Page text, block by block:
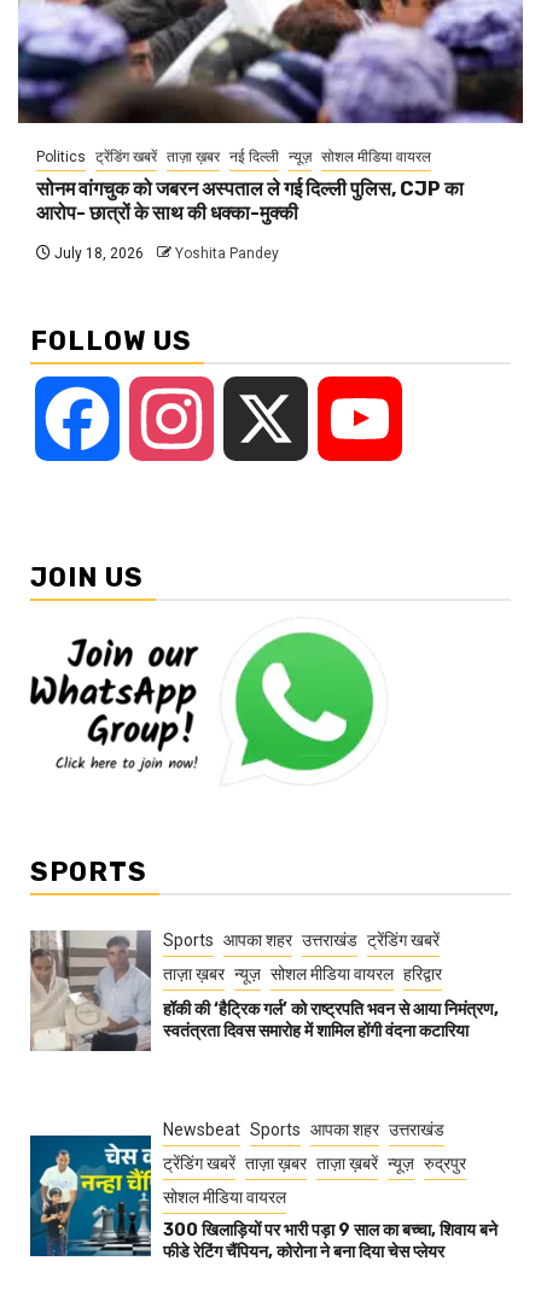
Politics ट्रेंडिंग खबरें ताज़ा ख़बर नई दिल्ली न्यूज़ सोशल मीडिया वायरल
सोनम वांगचुक को जबरन अस्पताल ले गई दिल्ली पुलिस, CJP का
आरोप- छात्रों के साथ की धक्का-मुक्की
July 18, 2026 Yoshita Pandey
FOLLOW US
Facebook Instagram
JOIN US
SPORTS
Sports आपका शहर उत्तराखंड ट्रेंडिंग खबरें
ताज़ा ख़बर न्यूज़ सोशल मीडिया वायरल हरिद्वार
हॉकी की ‘हैट्रिक गर्ल’ को राष्ट्रपति भवन से आया निमंत्रण,
स्वतंत्रता दिवस समारोह में शामिल होंगी वंदना कटारिया
Newsbeat Sports आपका शहर उत्तराखंड
ट्रेंडिंग खबरें ताज़ा ख़बर ताज़ा ख़बरें न्यूज़ रुद्रपुर
सोशल मीडिया वायरल
300 खिलाड़ियों पर भारी पड़ा 9 साल का बच्चा, शिवाय बने
फीडे रेटिंग चैंपियन, कोरोना ने बना दिया चेस प्लेयर